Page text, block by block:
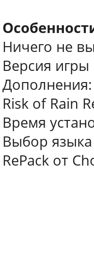
Ничего не
Версия игры
Дополнения:
Risk of Rain
Время
Выбор
RePack от